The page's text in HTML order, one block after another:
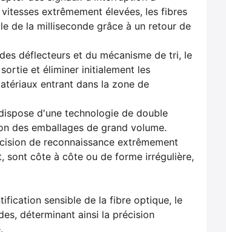
extrêmement élevées, les fibres
de la milliseconde grâce à un retour de
déflecteurs et du mécanisme de tri, le
et éliminer initialement les
entrant dans la zone de
d'une technologie de double
des emballages de grand volume.
de reconnaissance extrêmement
sont côte à côte ou de forme irrégulière,
sensible de la fibre optique, le
déterminant ainsi la précision